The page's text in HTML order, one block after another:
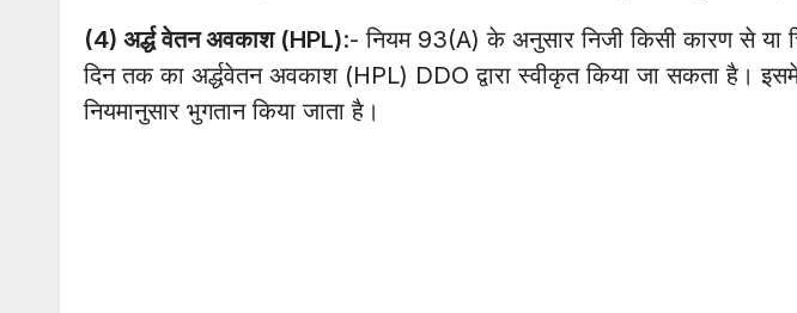
(4) अर्द्ध वेतन अवकाश (HPL):- नियम 93(A) के अनुसार निजी किसी कारण से या
दिन तक का अर्द्धवेतन अवकाश (HPL) DDO द्वारा स्वीकृत किया जा सकता है।
नियमानुसार भुगतान किया जाता है।